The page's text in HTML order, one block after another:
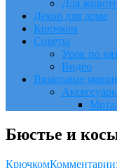
Для
Декор для дома
Крючком
Советы
Урок по
Видео
Вязальные
Бюстье и
Крючком